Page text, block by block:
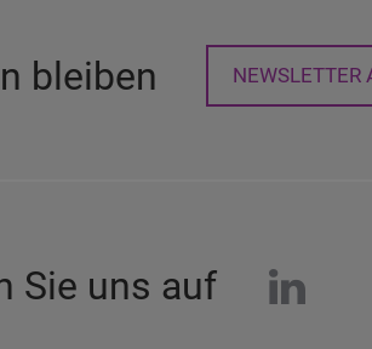
bleiben NEWSLETTER
Sie uns auf